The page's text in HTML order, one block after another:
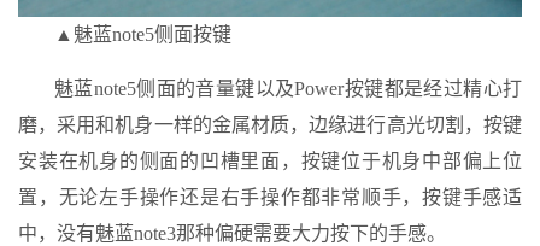
▲魅蓝note5侧面按键
魅蓝note5侧面的音量键以及Power按键都是经过精心打
磨，采用和机身一样的金属材质，边缘进行高光切割，按键
安装在机身的侧面的凹槽里面，按键位于机身中部偏上位
置，无论左手操作还是右手操作都非常顺手，按键手感适
中，没有魅蓝note3那种偏硬需要大力按下的手感。